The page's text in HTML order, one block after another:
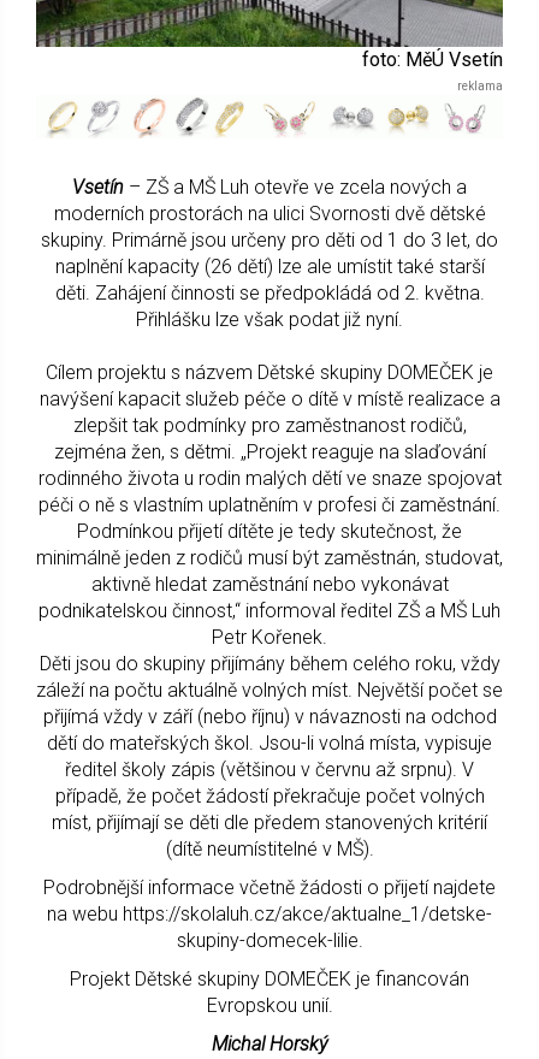
foto: MěÚ Vsetín
Vsetín – ZŠ a MŠ Luh otevře ve zcela nových a
moderních prostorách na ulici Svornosti dvě dětské
skupiny. Primárně jsou určeny pro děti od 1 do 3 let, do
naplnění kapacity (26 dětí) lze ale umístit také starší
děti. Zahájení činnosti se předpokládá od 2. května.
Přihlášku lze však podat již nyní.
Cílem projektu s názvem Dětské skupiny DOMEČEK je
navýšení kapacit služeb péče o dítě v místě realizace a
zlepšit tak podmínky pro zaměstnanost rodičů,
zejména žen, s dětmi. „Projekt reaguje na slaďování
rodinného života u rodin malých dětí ve snaze spojovat
péči o ně s vlastním uplatněním v profesi či zaměstnání.
Podmínkou přijetí dítěte je tedy skutečnost, že
minimálně jeden z rodičů musí být zaměstnán, studovat,
aktivně hledat zaměstnání nebo vykonávat
podnikatelskou činnost,“ informoval ředitel ZŠ a MŠ Luh
Petr Kořenek.
Děti jsou do skupiny přijímány během celého roku, vždy
záleží na počtu aktuálně volných míst. Největší počet se
přijímá vždy v září (nebo říjnu) v návaznosti na odchod
dětí do mateřských škol. Jsou-li volná místa, vypisuje
ředitel školy zápis (většinou v červnu až srpnu). V
případě, že počet žádostí překračuje počet volných
míst, přijímají se děti dle předem stanovených kritérií
(dítě neumístitelné v MŠ).
Podrobnější informace včetně žádosti o přijetí najdete
na webu https://skolaluh.cz/akce/aktualne_1/detske-
skupiny-domecek-lilie.
Projekt Dětské skupiny DOMEČEK je financován
Evropskou unií.
Michal Horský